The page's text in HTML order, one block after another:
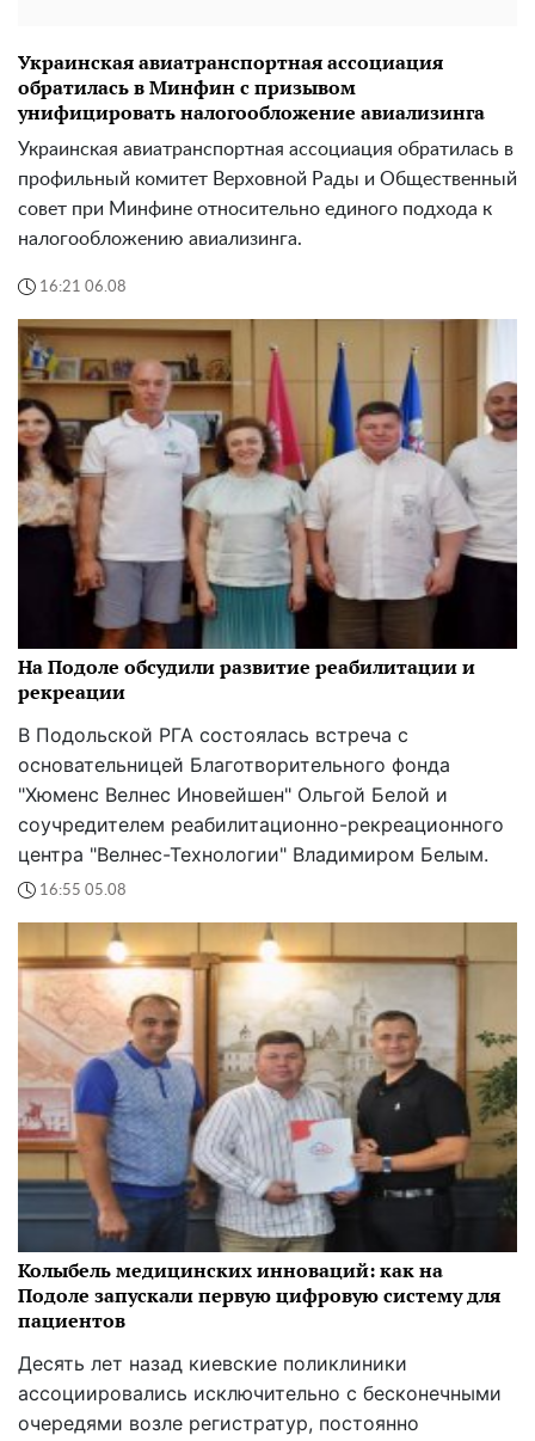
Украинская авиатранспортная ассоциация
обратилась в Минфин с призывом
унифицировать налогообложение авиализинга
Украинская авиатранспортная ассоциация обратилась в
профильный комитет Верховной Рады и Общественный
совет при Минфине относительно единого подхода к
налогообложению авиализинга.
16:21 06.08
На Подоле обсудили развитие реабилитации и
рекреации
В Подольской РГА состоялась встреча с
основательницей Благотворительного фонда
"Хюменс Велнес Иновейшен" Ольгой Белой и
соучредителем реабилитационно-рекреационного
центра "Велнес-Технологии" Владимиром Белым.
16:55 05.08
Колыбель медицинских инноваций: как на
Подоле запускали первую цифровую систему для
пациентов
Десять лет назад киевские поликлиники
ассоциировались исключительно с бесконечными
очередями возле регистратур, постоянно